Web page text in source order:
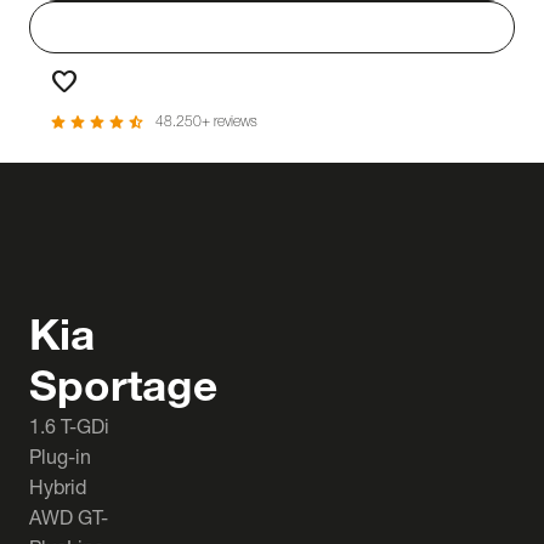
favorite
star star star star star_half 48.250+ reviews
Kia
Sportage
1.6 T-GDi
Plug-in
Hybrid
AWD GT-